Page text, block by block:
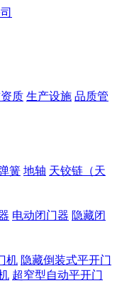
质 生产设施 品质管
簧 地轴 天铰链（天
电动闭门器 隐藏闭
机 隐藏倒装式平开门
超窄型自动平开门